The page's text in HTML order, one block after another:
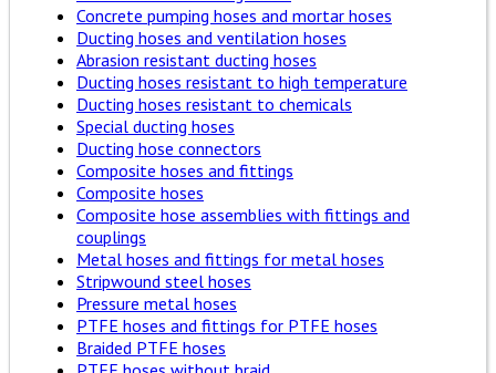
Concrete pumping hoses and mortar hoses
Ducting hoses and ventilation hoses
Abrasion resistant ducting hoses
Ducting hoses resistant to high temperature
Ducting hoses resistant to chemicals
Special ducting hoses
Ducting hose connectors
Composite hoses and fittings
Composite hoses
Composite hose assemblies with fittings and
couplings
Metal hoses and fittings for metal hoses
Stripwound steel hoses
Pressure metal hoses
PTFE hoses and fittings for PTFE hoses
Braided PTFE hoses